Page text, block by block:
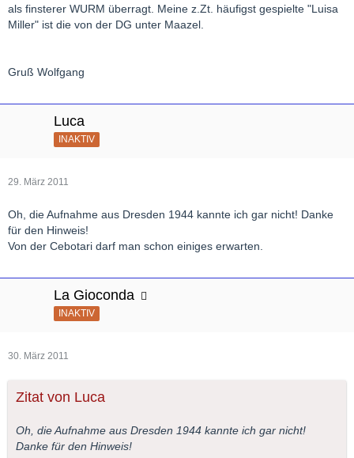
als finsterer WURM überragt. Meine z.Zt. häufigst gespielte "Luisa
Miller" ist die von der DG unter Maazel.
Gruß Wolfgang
Luca
INAKTIV
29. März 2011
Oh, die Aufnahme aus Dresden 1944 kannte ich gar nicht! Danke
für den Hinweis!
Von der Cebotari darf man schon einiges erwarten.
La Gioconda
INAKTIV
30. März 2011
Zitat von Luca
Oh, die Aufnahme aus Dresden 1944 kannte ich gar nicht!
Danke für den Hinweis!